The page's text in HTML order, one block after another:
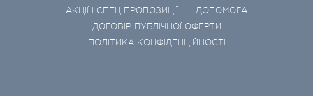
АКЦІЇ І СПЕЦ ПРОПОЗИЦІЇ
ДОПОМОГА
ДОГОВІР ПУБЛІЧНОЇ ОФЕРТИ
ПОЛІТИКА КОНФІДЕНЦІЙНОСТІ